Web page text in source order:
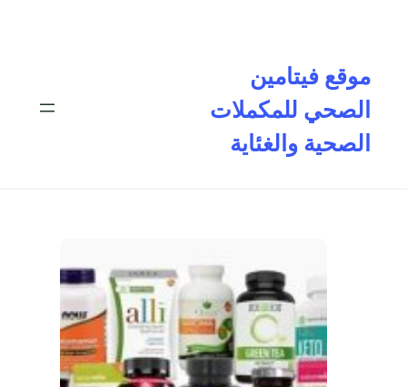
موقع فيتامين
الصحي للمكملات
الصحية والغئاية